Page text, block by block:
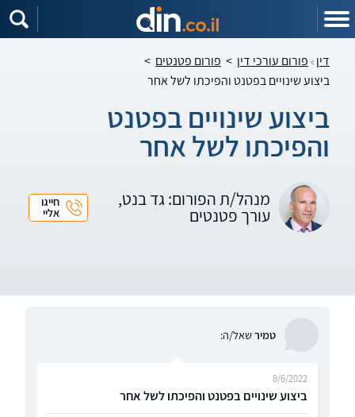
דין פורום עורכי דין > פורום פטנטים >
ביצוע שינויים בפטנט והפיכתו לשל אחר
ביצוע שינויים בפטנט
והפיכתו לשל אחר
מנהל/ת הפורום: גד בנט,
עורך פטנטים
חייגו
אליי
טמירשאל/ה:
ביצוע שינויים בפטנט והפיכתו לשל אחר
8/6/2022